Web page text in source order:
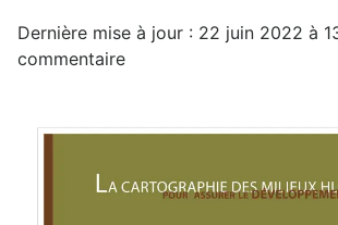
Dernière mise à jour : 22 juin 2022 à
commentaire